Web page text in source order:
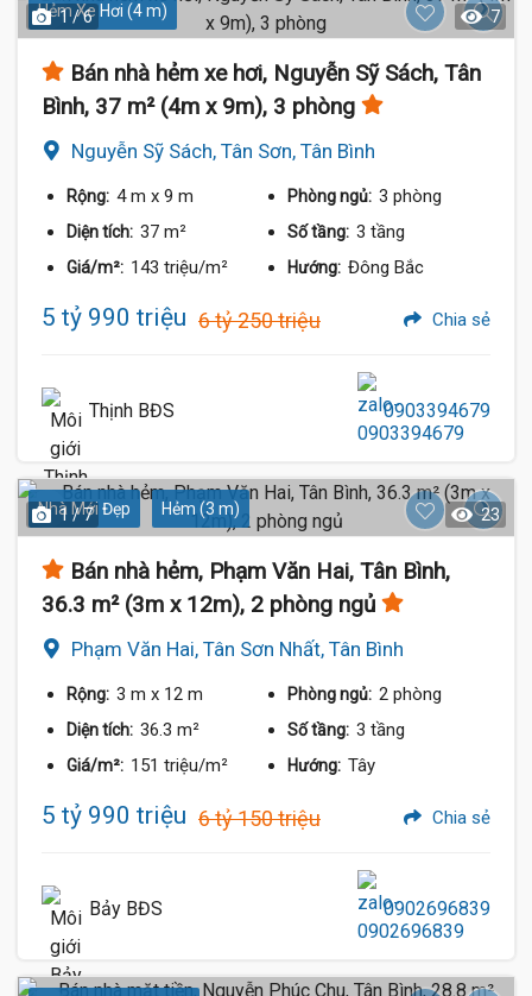
Hẻm Xe Hơi (4 m)
1 / 6 7
Bán nhà hẻm xe hơi, Nguyễn Sỹ Sách, Tân
Bình, 37 m² (4m x 9m), 3 phòng
Nguyễn Sỹ Sách, Tân Sơn, Tân Bình
Rộng: 4 m x 9 m Phòng ngủ: 3 phòng
Diện tích: 37 m² Số tầng: 3 tầng
Giá/m²: 143 triệu/m² Hướng: Đông Bắc
5 tỷ 990 triệu 6 tỷ 250 triệu Chia sẻ
Thịnh BĐS 0903394679
Nhà Mới Đẹp Hẻm (3 m)
1 / 7 23
Bán nhà hẻm, Phạm Văn Hai, Tân Bình,
36.3 m² (3m x 12m), 2 phòng ngủ
Phạm Văn Hai, Tân Sơn Nhất, Tân Bình
Rộng: 3 m x 12 m Phòng ngủ: 2 phòng
Diện tích: 36.3 m² Số tầng: 3 tầng
Giá/m²: 151 triệu/m² Hướng: Tây
5 tỷ 990 triệu 6 tỷ 150 triệu Chia sẻ
Bảy BĐS 0902696839